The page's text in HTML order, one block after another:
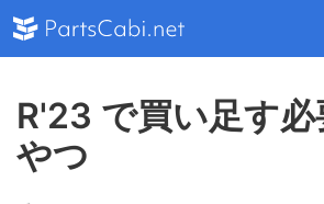
R'23 で買い足す必
やつ